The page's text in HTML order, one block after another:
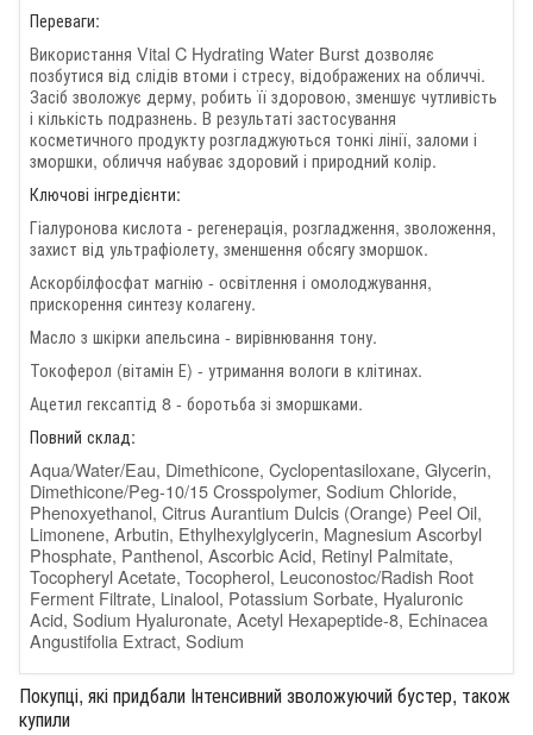
Переваги:
Використання Vital C Hydrating Water Burst дозволяє
позбутися від слідів втоми і стресу, відображених на обличчі.
Засіб зволожує дерму, робить її здоровою, зменшує чутливість
і кількість подразнень. В результаті застосування
косметичного продукту розгладжуються тонкі лінії, заломи і
зморшки, обличчя набуває здоровий і природний колір.
Ключові інгредієнти:
Гіалуронова кислота - регенерація, розгладження, зволоження,
захист від ультрафіолету, зменшення обсягу зморшок.
Аскорбілфосфат магнію - освітлення і омолоджування,
прискорення синтезу колагену.
Масло з шкірки апельсина - вирівнювання тону.
Токоферол (вітамін Е) - утримання вологи в клітинах.
Ацетил гексаптід 8 - боротьба зі зморшками.
Повний склад:
Aqua/Water/Eau, Dimethicone, Cyclopentasiloxane, Glycerin,
Dimethicone/Peg-10/15 Crosspolymer, Sodium Chloride,
Phenoxyethanol, Citrus Aurantium Dulcis (Orange) Peel Oil,
Limonene, Arbutin, Ethylhexylglycerin, Magnesium Ascorbyl
Phosphate, Panthenol, Ascorbic Acid, Retinyl Palmitate,
Tocopheryl Acetate, Tocopherol, Leuconostoc/Radish Root
Ferment Filtrate, Linalool, Potassium Sorbate, Hyaluronic
Acid, Sodium Hyaluronate, Acetyl Hexapeptide-8, Echinacea
Angustifolia Extract, Sodium
Покупці, які придбали Інтенсивний зволожуючий бустер, також
купили